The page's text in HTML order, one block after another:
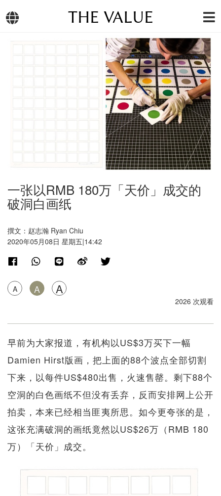
THE VALUE
一张以RMB 180万「天价」成交的
破洞白画纸
撰文：赵志瀚 Ryan Chiu
2020年05月08日 星期五|14:42
A A A
2026 次观看
早前为大家报道，有机构以US$3万买下一幅
Damien Hirst版画，把上面的88个波点全部切割
下来，以每件US$480出售，火速售罄。剩下88个
空洞的白色画纸不但没有丢弃，反而安排网上公开
拍卖，本来已经相当匪夷所思。如今更夸张的是，
这张充满破洞的画纸竟然以US$26万（RMB 180
万）「天价」成交。